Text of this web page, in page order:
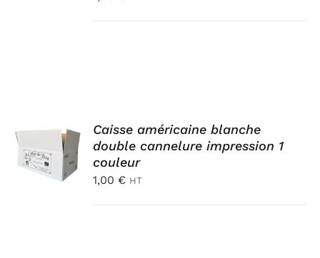
PANIER
/
Caisse américaine blanche
double cannelure impression 1
couleur
1,00 € HT